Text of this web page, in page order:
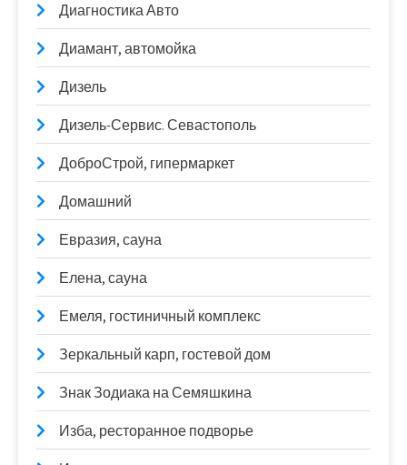
Диагностика Авто
Диамант, автомойка
Дизель
Дизель-Сервис. Севастополь
ДоброСтрой, гипермаркет
Домашний
Евразия, сауна
Елена, сауна
Емеля, гостиничный комплекс
Зеркальный карп, гостевой дом
Знак Зодиака на Семяшкина
Изба, ресторанное подворье